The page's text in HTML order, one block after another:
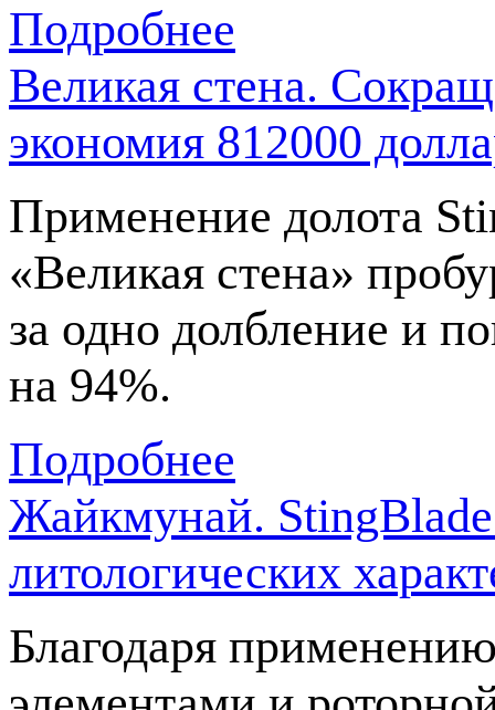
Подробнее
Великая стена.
экономия 812000
Применение долота
«Великая стена»
за одно долбление и
на 94%.
Подробнее
Жайкмунай.
литологических
Благодаря